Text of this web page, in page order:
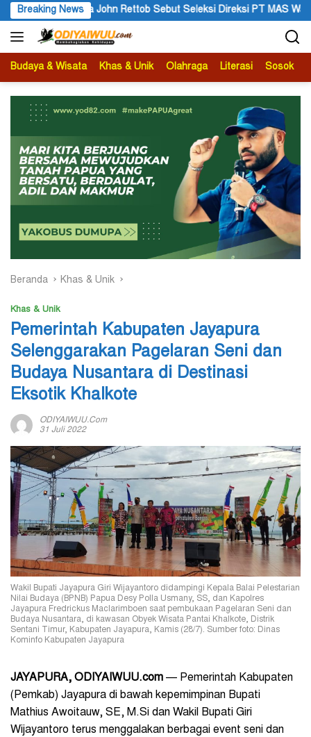
Langsung
ke
konten
Breaking News
John Rettob Sebut Seleksi Direksi PT MAS Wajib Lewat
Budaya & Wisata Khas & Unik Olahraga Literasi Sosok
Beranda Khas & Unik
Khas & Unik
Pemerintah Kabupaten Jayapura
Selenggarakan Pagelaran Seni dan
Budaya Nusantara di Destinasi
Eksotik Khalkote
ODIYAIWUU.com
31 Juli 2022
Wakil Bupati Jayapura Giri Wijayantoro didampingi Kepala Balai Pelestarian
Nilai Budaya (BPNB) Papua Desy Polla Usmany, SS, dan Kapolres
Jayapura Fredrickus Maclarimboen saat pembukaan Pagelaran Seni dan
Budaya Nusantara, di kawasan Obyek Wisata Pantai Khalkote, Distrik
Sentani Timur, Kabupaten Jayapura, Kamis (28/7). Sumber foto: Dinas
Kominfo Kabupaten Jayapura
JAYAPURA, ODIYAIWUU.com — Pemerintah Kabupaten
(Pemkab) Jayapura di bawah kepemimpinan Bupati
Mathius Awoitauw, SE, M.Si dan Wakil Bupati Giri
Wijayantoro terus menggalakan berbagai event seni dan